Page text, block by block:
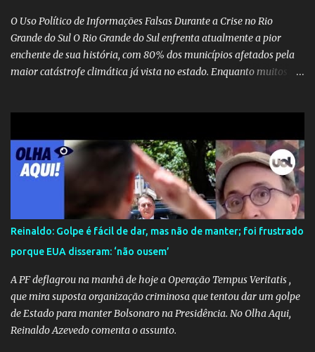
O Uso Político de Informações Falsas Durante a Crise no Rio
Grande do Sul O Rio Grande do Sul enfrenta atualmente a pior
enchente de sua história, com 80% dos municípios afetados pela
maior catástrofe climática já vista no estado. Enquanto muitos se
nas operações de salvamento. O receio é que notícias falsas, como
a de retenção de doações e o transporte de oxigênio, causem mais
apreensão na população já fragilizada por essa grave situação.
Tamanha é a seriedade do problema que o governo do estado
precisou criar uma força-tarefa para checar e desmentir as
desinformações, chegando ao ponto de o governo federal pedir
uma investigação para identificar os autores dessas notícias falsas.
O Negacionismo Climático da Extrema Direita Essa disseminação
de fake news não é uma surpresa, pois faz parte de um padrão...
Reinaldo: Golpe é fácil de dar, mas não de manter; foi frustrado
porque EUA disseram: ‘não ousem’
A PF deflagrou na manhã de hoje a Operação Tempus Veritatis ,
que mira suposta organização criminosa que tentou dar um golpe
de Estado para manter Bolsonaro na Presidência. No Olha Aqui,
Reinaldo Azevedo comenta o assunto.